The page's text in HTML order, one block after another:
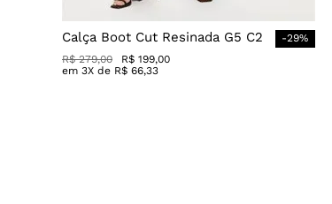
Calça Boot Cut Resinada G5 C2 -29%
R$ 279,00 R$ 199,00
em3X de R$ 66,33